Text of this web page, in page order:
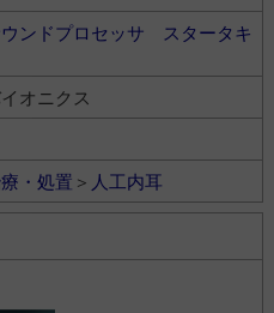
ンドプロセッサ スタータキ
オニクス
・処置 ＞ 人工内耳